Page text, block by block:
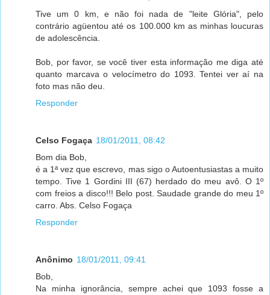
Tive um 0 km, e não foi nada de "leite Glória", pelo
contrário agüentou até os 100.000 km as minhas loucuras
de adolescência.
Bob, por favor, se você tiver esta informação me diga até
quanto marcava o velocímetro do 1093. Tentei ver aí na
foto mas não deu.
Responder
Celso Fogaça 18/01/2011, 08:42
Bom dia Bob,
é a 1ª vez que escrevo, mas sigo o Autoentusiastas a muito
tempo. Tive 1 Gordini III (67) herdado do meu avô. O 1º
com freios a disco!!! Belo post. Saudade grande do meu 1º
carro. Abs. Celso Fogaça
Responder
Anônimo 18/01/2011, 09:41
Bob,
Na minha ignorância, sempre achei que 1093 fosse a